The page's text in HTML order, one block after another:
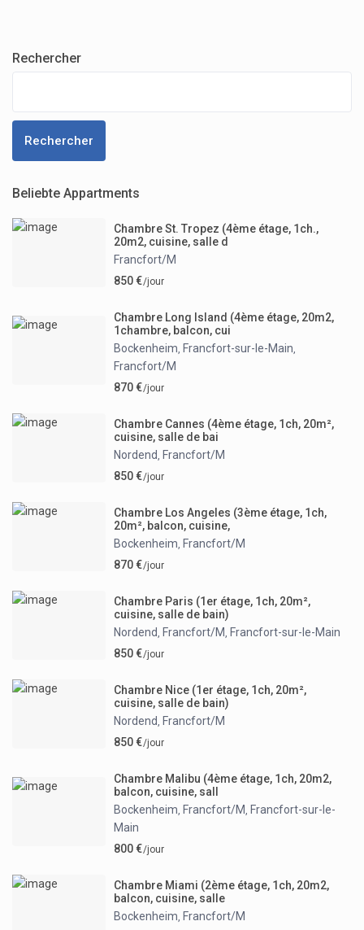
Rechercher
Rechercher
Beliebte Appartments
Chambre St. Tropez (4ème étage, 1ch.,
20m2, cuisine, salle d
Francfort/M
850 €/jour
Chambre Long Island (4ème étage, 20m2,
1chambre, balcon, cui
Bockenheim, Francfort-sur-le-Main,
Francfort/M
870 €/jour
Chambre Cannes (4ème étage, 1ch, 20m²,
cuisine, salle de bai
Nordend, Francfort/M
850 €/jour
Chambre Los Angeles (3ème étage, 1ch,
20m², balcon, cuisine,
Bockenheim, Francfort/M
870 €/jour
Chambre Paris (1er étage, 1ch, 20m²,
cuisine, salle de bain)
Nordend, Francfort/M, Francfort-sur-le-Main
850 €/jour
Chambre Nice (1er étage, 1ch, 20m²,
cuisine, salle de bain)
Nordend, Francfort/M
850 €/jour
Chambre Malibu (4ème étage, 1ch, 20m2,
balcon, cuisine, sall
Bockenheim, Francfort/M, Francfort-sur-le-
Main
800 €/jour
Chambre Miami (2ème étage, 1ch, 20m2,
balcon, cuisine, salle
Bockenheim, Francfort/M